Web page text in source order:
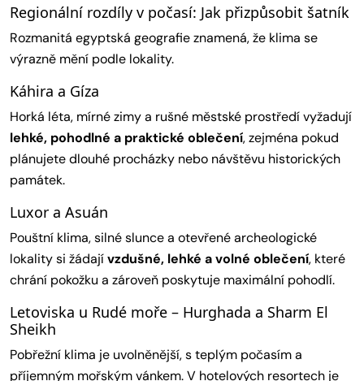
Regionální rozdíly v počasí: Jak přizpůsobit šatník
Rozmanitá egyptská geografie znamená, že klima se
výrazně mění podle lokality.
Káhira a Gíza
Horká léta, mírné zimy a rušné městské prostředí vyžadují
lehké, pohodlné a praktické oblečení, zejména pokud
plánujete dlouhé procházky nebo návštěvu historických
památek.
Luxor a Asuán
Pouštní klima, silné slunce a otevřené archeologické
lokality si žádajívzdušné, lehké a volné oblečení, které
chrání pokožku a zároveň poskytuje maximální pohodlí.
Letoviska u Rudé moře – Hurghada a Sharm El
Sheikh
Pobřežní klima je uvolněnější, s teplým počasím a
příjemným mořským vánkem. V hotelových resortech je